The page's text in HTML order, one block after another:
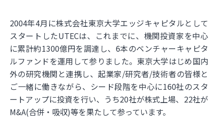
2004年4月に株式会社東京大学エッジキャピタルとして
スタートしたUTECは、これまでに、機関投資家を中心
に累計約1300億円を調達し、6本のベンチャーキャピタ
ルファンドを運用して参りました。東京大学はじめ国内
外の研究機関と連携し、起業家/研究者/技術者の皆様と
ご一緒に働きながら、シード段階を中心に160社のスタ
ートアップに投資を行い、うち20社が株式上場、22社が
M&A(合併・吸収)等を果たして参っています。